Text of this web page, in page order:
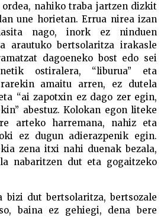
ordea, nahiko traba jartzen dizkit
une horietan. Errua nirea izan
nago, inork ez ninduen
arautuko bertsolaritza irakasle
dagoeneko bost edo sei
ostiralera, “liburua” eta
amaitu arren, ez dutela
“ai zapotxin ez dago zer egin,
abestuz. Kolokan egon liteke
arteko harremana, nahiz eta
ez dugun adierazpenik egin.
zena itxi nahi duenak bezala,
nabaritzen dut eta gogaitzeko
bizi dut bertsolaritza, bertsozale
baina ez gehiegi, dena bere